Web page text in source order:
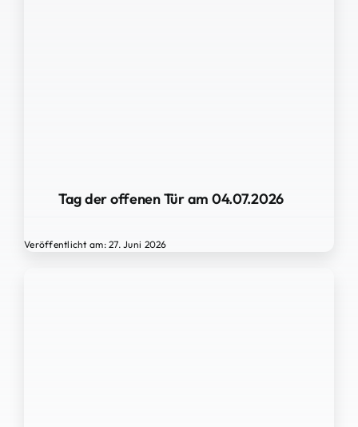
Tag der offenen Tür am 04.07.2026
Veröffentlicht am: 27. Juni 2026